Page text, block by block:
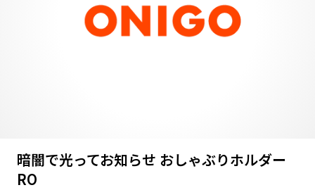
暗闇で光ってお知らせ おしゃぶりホルダー
RO